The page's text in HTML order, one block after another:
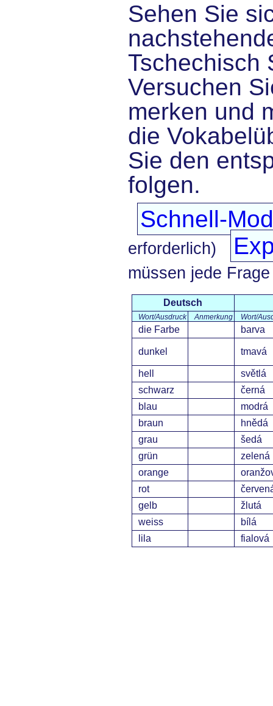
Sehen Sie
Tschechisch
Versuchen
merken und
die
Sie den
folgen.
Schnell-
erforderlich)
müssen jede
Deutsch
Wort/Ausdruck Anmerkung Wort/
die Farbe barva
dunkel tmavá
hell
světlá
schwarz
černá
blau
modrá
braun
hnědá
grau
šedá
grün
zelená
orange
rot
gelb
žlutá
weiss
bílá
lila
fialová